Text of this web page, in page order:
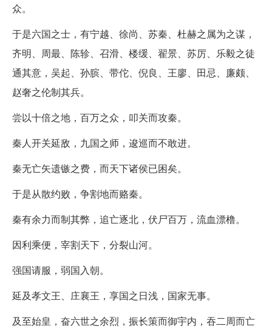
众。
于是六国之士，有宁越、徐尚、苏秦、杜赫之属为之谋，
齐明、周最、陈轸、召滑、楼缓、翟景、苏厉、乐毅之徒
通其意，吴起、孙膑、带佗、倪良、王廖、田忌、廉颇、
赵奢之伦制其兵。
尝以十倍之地，百万之众，叩关而攻秦。
秦人开关延敌，九国之师，逡巡而不敢进。
秦无亡矢遗镞之费，而天下诸侯已困矣。
于是从散约败，争割地而赂秦。
秦有余力而制其弊，追亡逐北，伏尸百万，流血漂橹。
因利乘便，宰割天下，分裂山河。
强国请服，弱国入朝。
延及孝文王、庄襄王，享国之日浅，国家无事。
及至始皇，奋六世之余烈，振长策而御宇内，吞二周而亡